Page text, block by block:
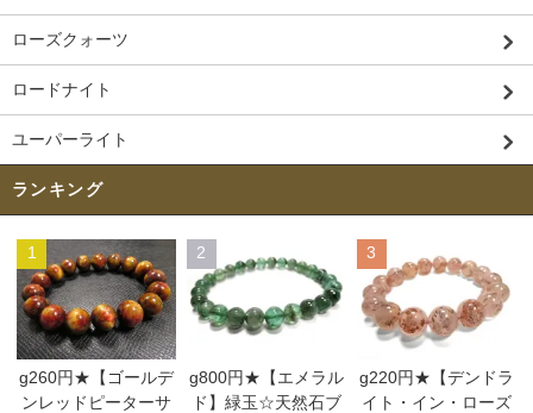
ローズクォーツ
ロードナイト
ユーパーライト
ランキング
1
g260円★【ゴールデ
ンレッドピーターサ
2
g800円★【エメラル
ド】緑玉☆天然石ブ
3
g220円★【デンドラ
イト・イン・ローズ